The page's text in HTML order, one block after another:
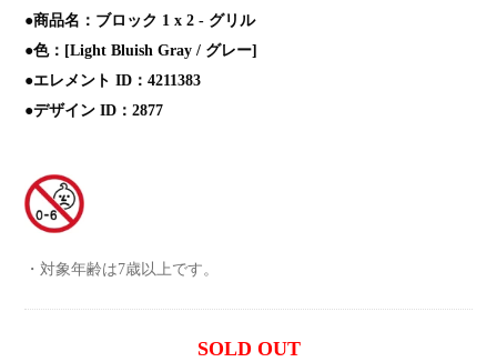
●商品名：ブロック 1 x 2 - グリル
●色：[Light Bluish Gray / グレー]
●エレメント ID：4211383
●デザイン ID：2877
対象年齢は7歳以上です。
SOLD OUT